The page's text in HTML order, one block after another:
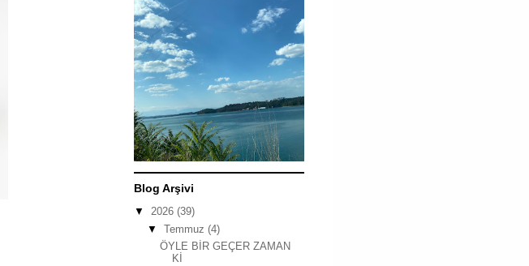
Blog Arşivi
▼ 2026 (39)
▼ Temmuz (4)
ÖYLE BİR GEÇER ZAMAN
Kİ